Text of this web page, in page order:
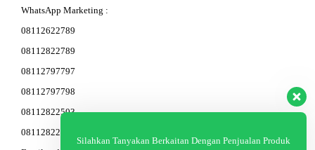
WhatsApp Marketing :
08112622789
08112822789
08112797797
08112797798
08112822503
08112822603
Silahkan Tanyakan Berkaitan Dengan Penjualan Produk